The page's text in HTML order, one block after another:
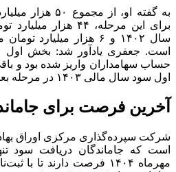
به گفته او، از
برای این مرحله، ۴۴
سال ۱۴۰۲ و ۶ هزار
حساب سهامداران واریز شده بود و
اول سود سال مالی ۱۴۰۳ در مرحله بعد پرداخت خواهد شد.
آخرین فرصت برای
شرکت سپرده‌گذاری مرکزی اوراق
مهرماه ۱۴۰۴ فرصت دارند تا